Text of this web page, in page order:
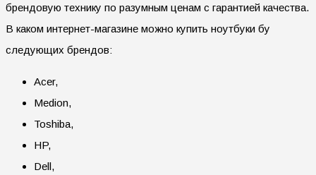
брендовую технику по разумным ценам с гарантией качества.
В каком интернет-магазине можно купить ноутбуки бу
следующих брендов:
Acer,
Medion,
Toshiba,
HP,
Dell,